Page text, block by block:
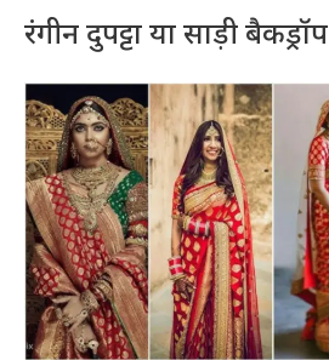
रंगीन दुपट्टा या साड़ी बैकड्रॉप